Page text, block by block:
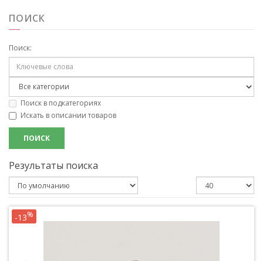
ПОИСК
Поиск:
Поиск в подкатегориях
Искать в описании товаров
Результаты поиска
-13%